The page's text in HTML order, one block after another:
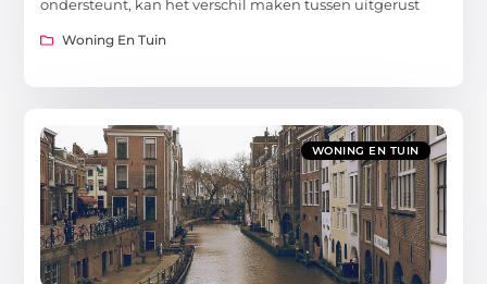
ondersteunt, kan het verschil maken tussen uitgerust
Woning En Tuin
WONING EN TUIN